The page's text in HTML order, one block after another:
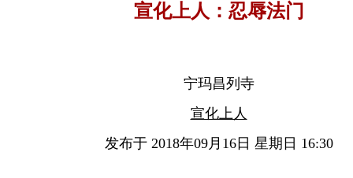
宣化上人：忍辱法门
宁玛昌列寺
宣化上人
发布于 2018年09月16日 星期日 16:30